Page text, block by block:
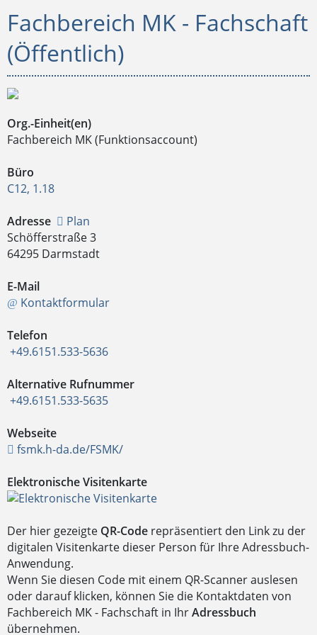
Fachbereich MK - Fachschaft
(Öffentlich)
Org.-Einheit(en)
Fachbereich MK (Funktionsaccount)
Büro
C12, 1.18
Adresse
Plan
Schöfferstraße 3
64295 Darmstadt
E-Mail
Kontaktformular
Telefon
+49.6151.533-5636
Alternative Rufnummer
+49.6151.533-5635
Webseite
fsmk.h-da.de/FSMK/
Elektronische Visitenkarte
Der hier gezeigte QR-Code repräsentiert den Link zu der
digitalen Visitenkarte dieser Person für Ihre Adressbuch-
Anwendung.
Wenn Sie diesen Code mit einem QR-Scanner auslesen
oder darauf klicken, können Sie die Kontaktdaten von
Fachbereich MK - Fachschaft in IhrAdressbuch
übernehmen.